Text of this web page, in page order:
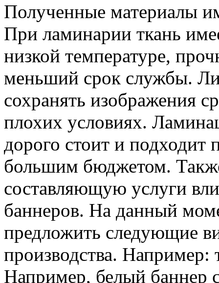
Полученные материалы
При ламинарии ткань
низкой температуре,
меньший срок службы.
сохранять изображения
плохих условиях.
дорого стоит и подходит
большим бюджетом.
составляющую услуги
баннеров. На данный
предложить следующие
производства. Например:
Например, белый баннер